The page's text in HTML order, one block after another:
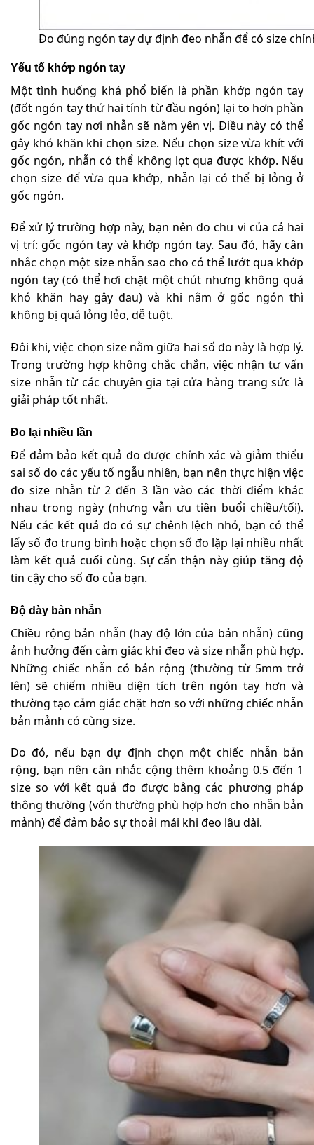
Đo đúng ngón tay dự định đeo nhẫn để có size
Yếu tố khớp ngón tay
Một tình huống khá phổ biến là phần khớp ngón tay
(đốt ngón tay thứ hai tính từ đầu ngón) lại to hơn phần
gốc ngón tay nơi nhẫn sẽ nằm yên vị. Điều này có thể
gây khó khăn khi chọn size. Nếu chọn size vừa khít với
gốc ngón, nhẫn có thể không lọt qua được khớp. Nếu
chọn size để vừa qua khớp, nhẫn lại có thể bị lỏng ở
gốc ngón.
Để xử lý trường hợp này, bạn nên đo chu vi của cả hai
vị trí: gốc ngón tay và khớp ngón tay. Sau đó, hãy cân
nhắc chọn một size nhẫn sao cho có thể lướt qua khớp
ngón tay (có thể hơi chặt một chút nhưng không quá
khó khăn hay gây đau) và khi nằm ở gốc ngón thì
không bị quá lỏng lẻo, dễ tuột.
Đôi khi, việc chọn size nằm giữa hai số đo này là hợp lý.
Trong trường hợp không chắc chắn, việc nhận tư vấn
size nhẫn từ các chuyên gia tại cửa hàng trang sức là
giải pháp tốt nhất.
Đo lại nhiều lần
Để đảm bảo kết quả đo được chính xác và giảm thiểu
sai số do các yếu tố ngẫu nhiên, bạn nên thực hiện việc
đo size nhẫn từ 2 đến 3 lần vào các thời điểm khác
nhau trong ngày (nhưng vẫn ưu tiên buổi chiều/tối).
Nếu các kết quả đo có sự chênh lệch nhỏ, bạn có thể
lấy số đo trung bình hoặc chọn số đo lặp lại nhiều nhất
làm kết quả cuối cùng. Sự cẩn thận này giúp tăng độ
tin cậy cho số đo của bạn.
Độ dày bản nhẫn
Chiều rộng bản nhẫn (hay độ lớn của bản nhẫn) cũng
ảnh hưởng đến cảm giác khi đeo và size nhẫn phù hợp.
Những chiếc nhẫn có bản rộng (thường từ 5mm trở
lên) sẽ chiếm nhiều diện tích trên ngón tay hơn và
thường tạo cảm giác chặt hơn so với những chiếc nhẫn
bản mảnh có cùng size.
Do đó, nếu bạn dự định chọn một chiếc nhẫn bản
rộng, bạn nên cân nhắc cộng thêm khoảng 0.5 đến 1
size so với kết quả đo được bằng các phương pháp
thông thường (vốn thường phù hợp hơn cho nhẫn bản
mảnh) để đảm bảo sự thoải mái khi đeo lâu dài.